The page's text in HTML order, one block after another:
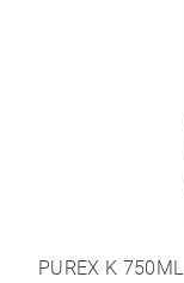
PUREX K 750ML